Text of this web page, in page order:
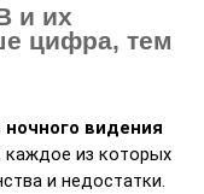
и их
цифра, тем
ночного видения
каждое из которых
и недостатки.